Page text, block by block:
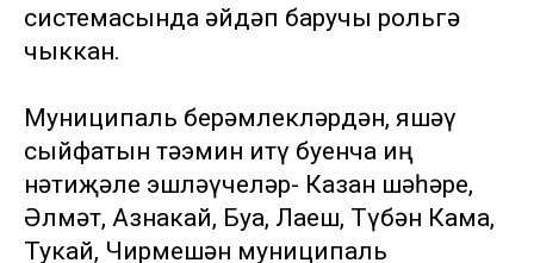
системасында әйдәп баручы рольгә
чыккан.
Муниципаль берәмлекләрдән, яшәү
сыйфатын тәэмин итү буенча иң
нәтиҗәле эшләүчеләр- Казан шәһәре,
Әлмәт, Азнакай, Буа, Лаеш, Түбән Кама,
Тукай, Чирмешән муниципаль